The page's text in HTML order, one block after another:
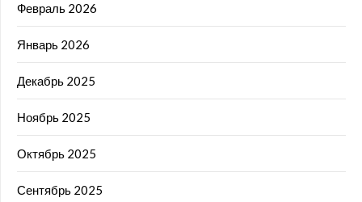
Февраль 2026
Январь 2026
Декабрь 2025
Ноябрь 2025
Октябрь 2025
Сентябрь 2025